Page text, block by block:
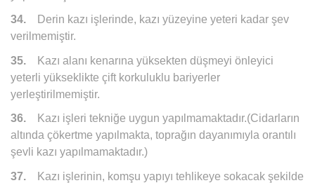
34.
Derin kazı işlerinde, kazı yüzeyine yeteri kadar şev
verilmemiştir.
35.
Kazı alanı kenarına yüksekten düşmeyi önleyici
yeterli yükseklikte çift korkuluklu bariyerler
yerleştirilmemiştir.
36.
Kazı işleri tekniğe uygun yapılmamaktadır.(Cidarların
altında çökertme yapılmakta, toprağın dayanımıyla orantılı
şevli kazı yapılmamaktadır.)
37.
Kazı işlerinin, komşu yapıyı tehlikeye sokacak şekilde